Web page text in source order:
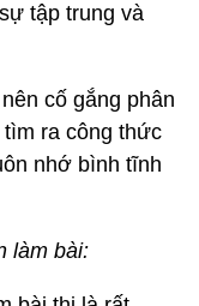
tập trung và
cố gắng phân
tìm ra công thức
nhớ bình tĩnh
làm bài: